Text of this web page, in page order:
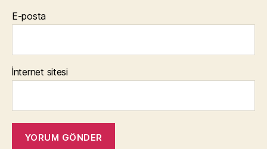
E-posta
İnternet sitesi